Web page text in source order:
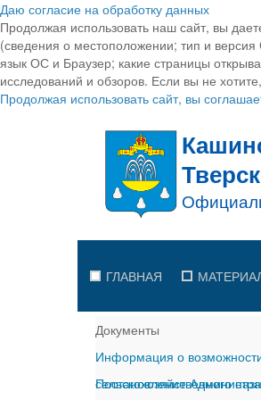
Даю согласие на обработку данных
Продолжая использовать наш сайт, вы
(сведения о местоположении; тип и версия
язык ОС и Браузер; какие страницы
исследований и обзоров. Если вы не
Продолжая использовать сайт, вы
ГЛАВНАЯ
Документы
Информация о
сельскохозяйственного
Постановление